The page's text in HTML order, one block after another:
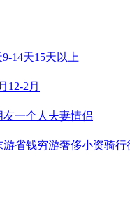
9-14天15天以上
12-2月
友一个人 夫妻情侣
游省钱穷游奢侈小资骑行